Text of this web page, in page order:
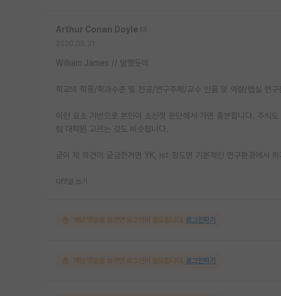
Arthur Conan Doyle
William James // 말했듯이
학교의 학풍/학과수준 및 전공/연구주제/교수 인품 및 역량/랩실 연
이런 요소 기반으로 본인이 소신껏 판단해서 가면 충분합니다. 주식
럼 대학원 고르는 것도 비슷합니다.
굳이 제 의견이 궁금한거면 YK, ist 정도면 기본적인 연구환경에서
대댓글 쓰기
해당 댓글을 보려면 로그인이 필요합니다. 로그인하기
해당 댓글을 보려면 로그인이 필요합니다. 로그인하기